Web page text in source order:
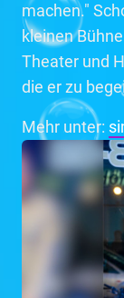
machen."
kleinen
Theater und
die er zu
Mehr unter: